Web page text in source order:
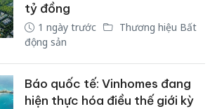
tỷ đồng
1 ngày trước
Thương hiệu Bất
động sản
Báo quốc tế: Vinhomes đang
hiện thực hóa điều thế giới kỳ